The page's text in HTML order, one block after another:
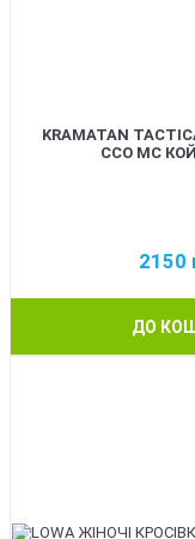
KRAMATAN
ССО МС
2150
ДО